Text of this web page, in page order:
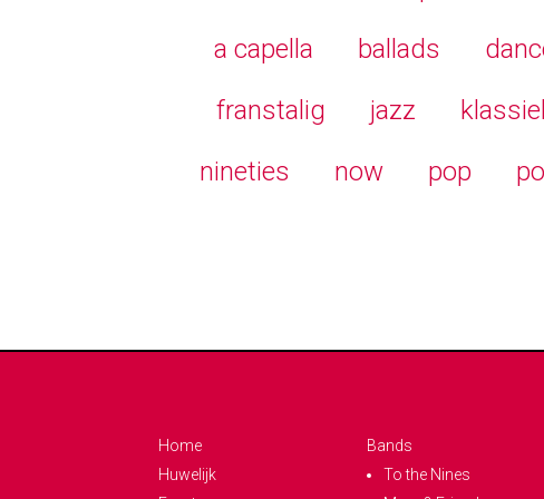
a capella
ballads
franstalig
jazz
nineties
now pop
Home
Huwelijk
Bands
To the Nines